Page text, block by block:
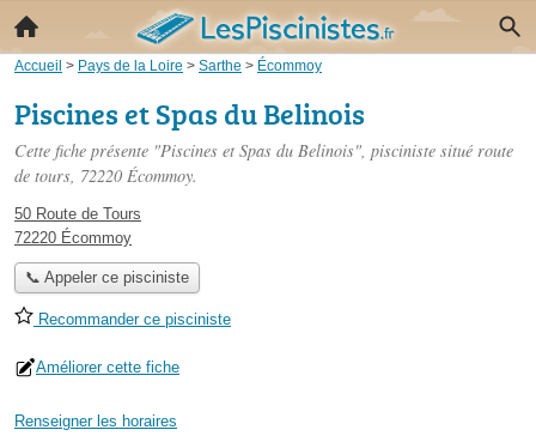
Accueil > Pays de la Loire > Sarthe > Écommoy
Piscines et Spas du Belinois
Cette fiche présente "Piscines et Spas du Belinois", pisciniste situé route
de tours, 72220 Écommoy.
50 Route de Tours
72220 Écommoy
📞 Appeler ce pisciniste
Recommander ce pisciniste
Améliorer cette fiche
Renseigner les horaires